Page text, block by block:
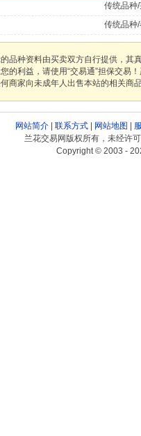
传统品种
传统品种
品种资料由买卖双方自行提供，
的利益，请使用“交易通”担保交
商家向未成年人出售本站的相关商
网站简介| 联系方式| 网站地图
兰花交易网版权所有，未经许
Copyright © 2003 -